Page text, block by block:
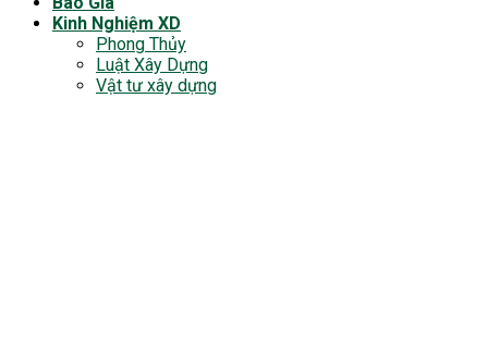
Kinh Nghiệm XD
Phong Thủy
Luật Xây Dựng
Vật tư xây dựng